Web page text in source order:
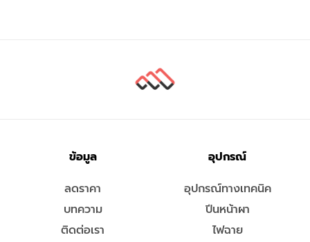
ข้อมูล
ลดราคา
บทความ
ติดต่อเรา
อุปกรณ์
อุปกรณ์ทางเทคนิค
ปีนหน้าผา
ไฟฉาย